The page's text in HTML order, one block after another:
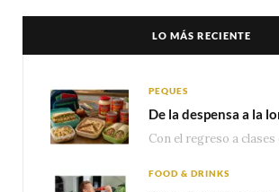
LO MÁS RECIENTE
PEQUES
FOOD & DRINKS